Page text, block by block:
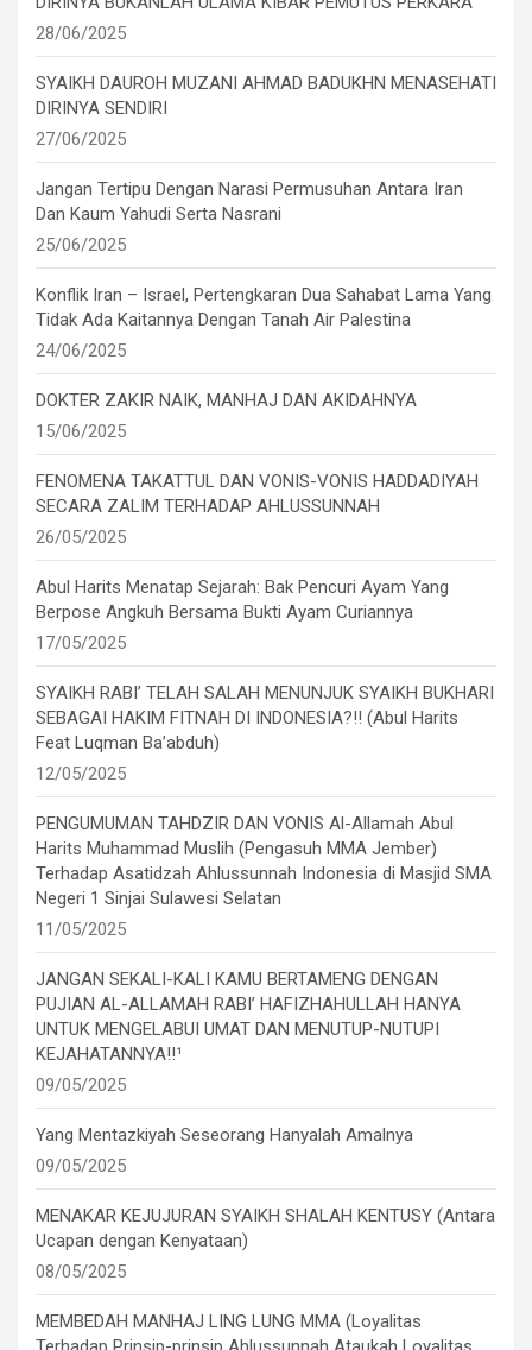
28/06/2025
SYAIKH DAUROH MUZANI AHMAD BADUKHN MENASEHATI
DIRINYA SENDIRI
27/06/2025
Jangan Tertipu Dengan Narasi Permusuhan Antara Iran
Dan Kaum Yahudi Serta Nasrani
25/06/2025
Konflik Iran – Israel, Pertengkaran Dua Sahabat Lama Yang
Tidak Ada Kaitannya Dengan Tanah Air Palestina
24/06/2025
DOKTER ZAKIR NAIK, MANHAJ DAN AKIDAHNYA
15/06/2025
FENOMENA TAKATTUL DAN VONIS-VONIS HADDADIYAH
SECARA ZALIM TERHADAP AHLUSSUNNAH
26/05/2025
Abul Harits Menatap Sejarah: Bak Pencuri Ayam Yang
Berpose Angkuh Bersama Bukti Ayam Curiannya
17/05/2025
SYAIKH RABI’ TELAH SALAH MENUNJUK SYAIKH BUKHARI
SEBAGAI HAKIM FITNAH DI INDONESIA?!! (Abul Harits
Feat Luqman Ba’abduh)
12/05/2025
PENGUMUMAN TAHDZIR DAN VONIS Al-Allamah Abul
Harits Muhammad Muslih (Pengasuh MMA Jember)
Terhadap Asatidzah Ahlussunnah Indonesia di Masjid SMA
Negeri 1 Sinjai Sulawesi Selatan
11/05/2025
JANGAN SEKALI-KALI KAMU BERTAMENG DENGAN
PUJIAN AL-ALLAMAH RABI’ HAFIZHAHULLAH HANYA
UNTUK MENGELABUI UMAT DAN MENUTUP-NUTUPI
KEJAHATANNYA!!¹
09/05/2025
Yang Mentazkiyah Seseorang Hanyalah Amalnya
09/05/2025
MENAKAR KEJUJURAN SYAIKH SHALAH KENTUSY (Antara
Ucapan dengan Kenyataan)
08/05/2025
MEMBEDAH MANHAJ LING LUNG MMA (Loyalitas